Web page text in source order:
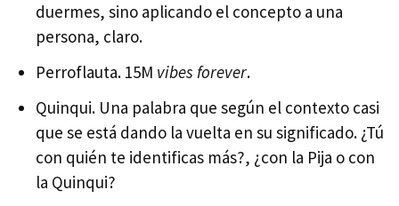
duermes, sino aplicando el concepto a una
persona, claro.
Perroflauta. 15M vibes forever.
Quinqui. Una palabra que según el contexto casi
que se está dando la vuelta en su significado. ¿Tú
con quién te identificas más?, ¿con la Pija o con
la Quinqui?